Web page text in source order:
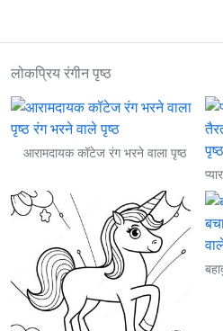
लोकप्रिय रंगीन पृष्ठ
आरामदायक कॉटेज रंग भरने वाला पृष्ठ